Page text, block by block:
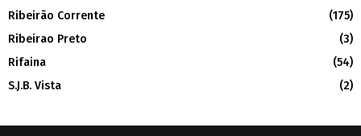
Ribeirão Corrente
(175)
Ribeirao Preto
(3)
Rifaina
(54)
S.J.B. Vista
(2)